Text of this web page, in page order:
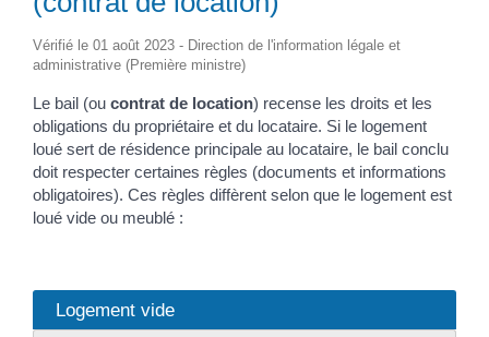
Vérifié le 01 août 2023 - Direction de l'information légale et
administrative (Première ministre)
Le bail (ou contrat de location) recense les droits et les
obligations du propriétaire et du locataire. Si le logement
loué sert de résidence principale au locataire, le bail conclu
doit respecter certaines règles (documents et informations
obligatoires). Ces règles diffèrent selon que le logement est
loué vide ou meublé :
Logement vide